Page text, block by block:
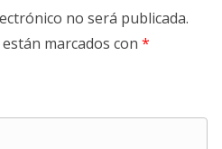
no será publicada.
marcados con *